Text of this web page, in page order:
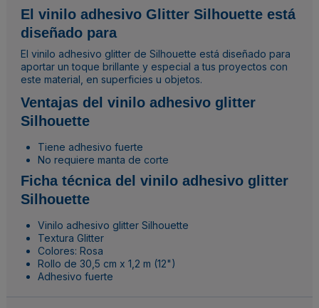
El vinilo adhesivo Glitter Silhouette está
diseñado para
El vinilo adhesivo glitter de Silhouette está diseñado para
aportar un toque brillante y especial a tus proyectos con
este material, en superficies u objetos.
Ventajas del vinilo adhesivo glitter
Silhouette
Tiene adhesivo fuerte
No requiere manta de corte
Ficha técnica del vinilo adhesivo glitter
Silhouette
Vinilo adhesivo glitter Silhouette
Textura Glitter
Colores: Rosa
Rollo de 30,5 cm x 1,2 m (12")
Adhesivo fuerte